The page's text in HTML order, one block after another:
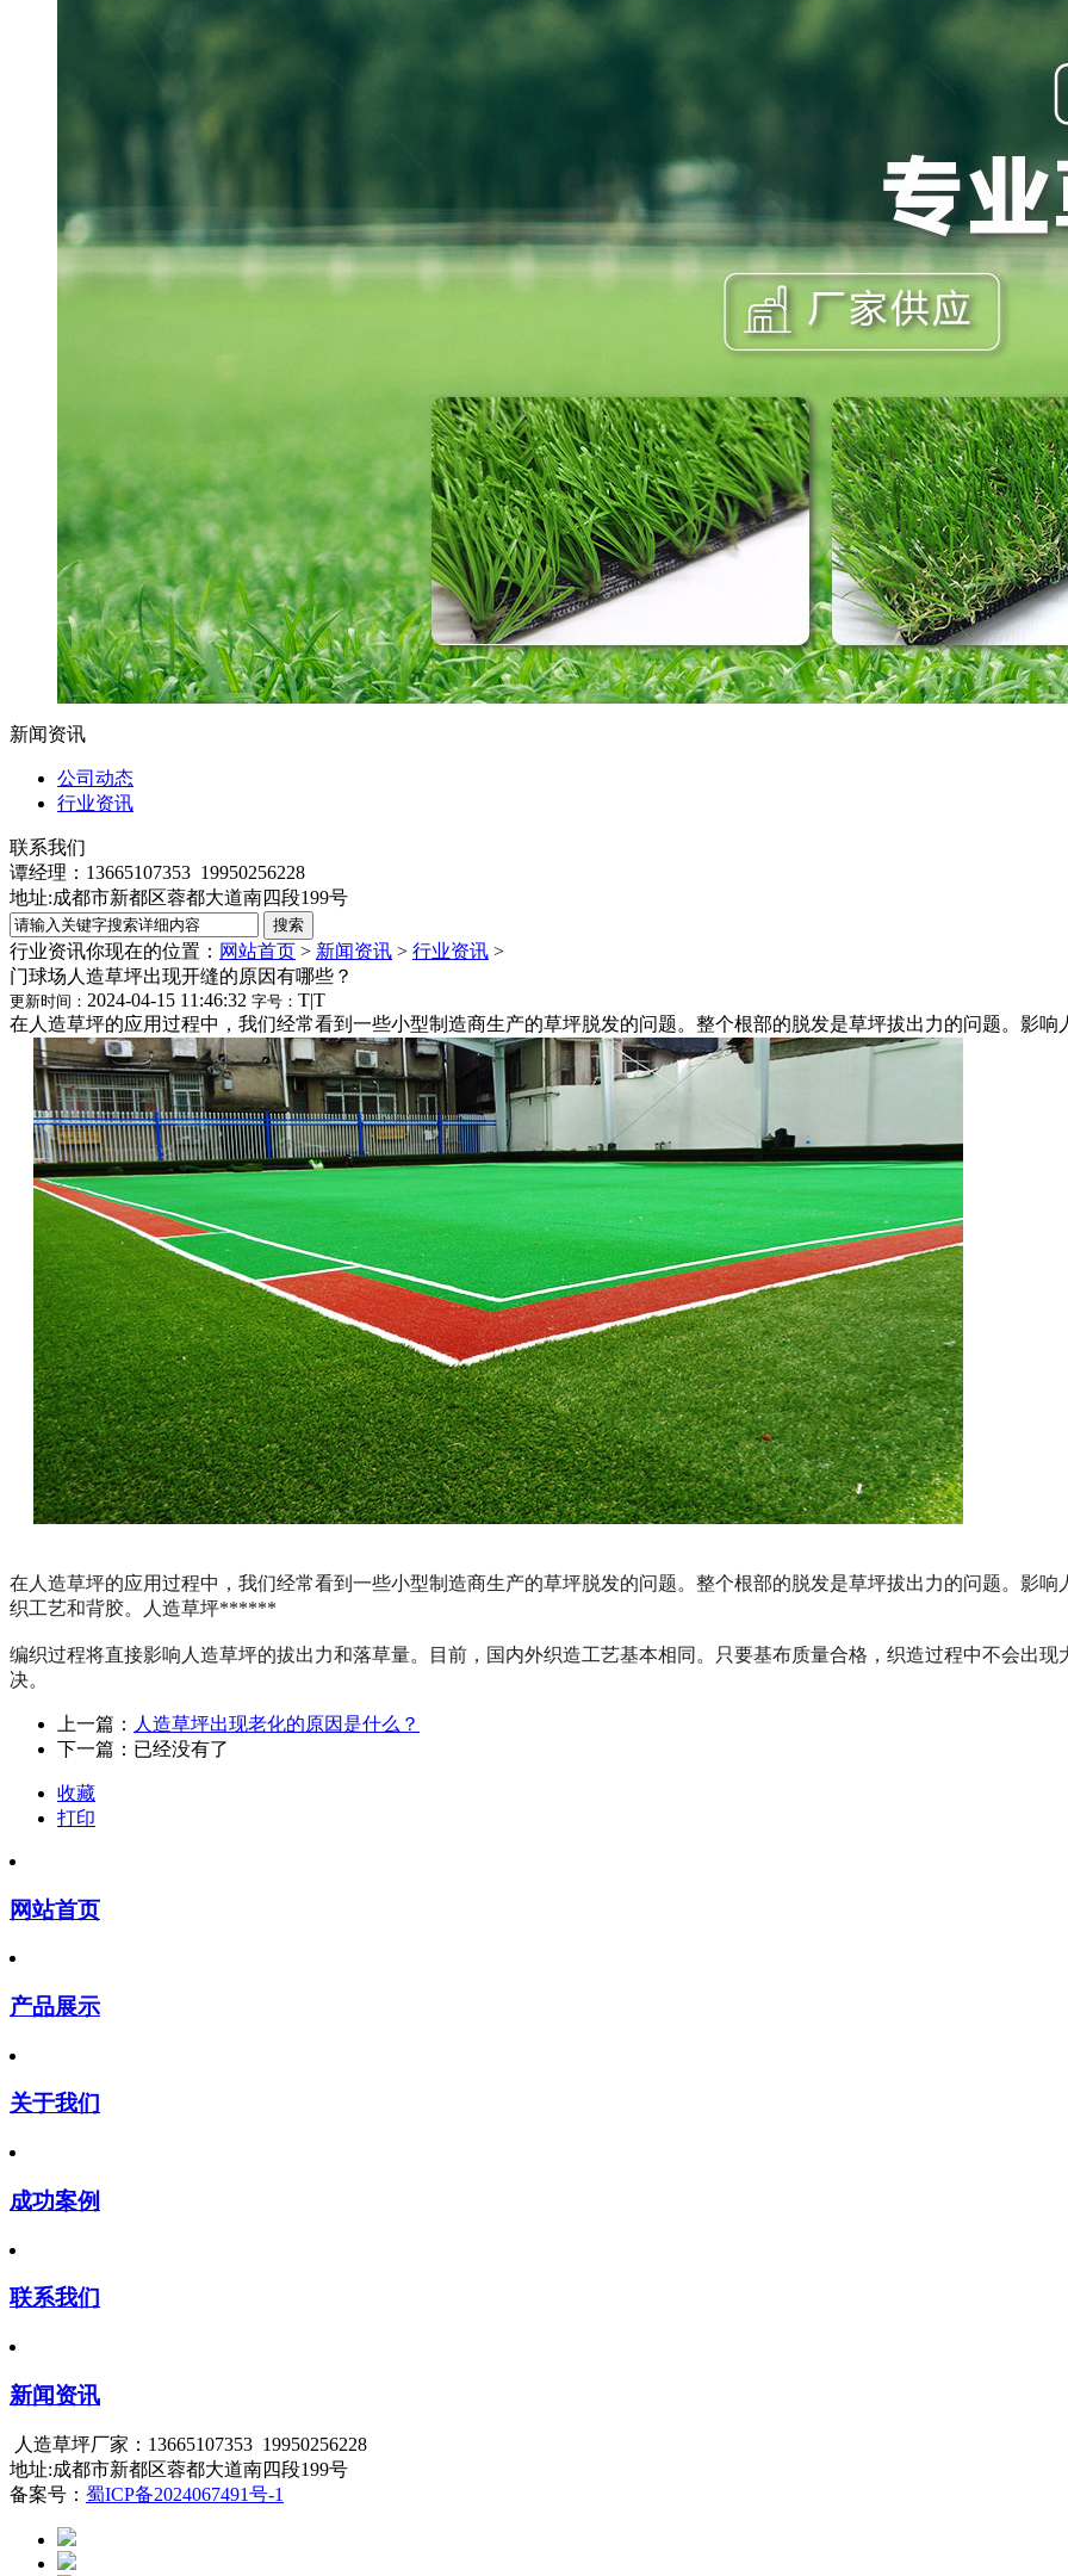
新闻资讯
公司动态
行业资讯
联系我们
谭经理：13665107353 19950256228
地址:成都市新都区蓉都大道南四段199号
行业资讯你现在的位置： 网站首页 > 新闻资讯 > 行业资讯 >
门球场人造草坪出现开缝的原因有哪些？
更新时间： 2024-04-15 11:46:32 字号： T|T
在人造草坪的应用过程中，我们经常看到一些小型制造商生产的草坪脱发的问题。整个根部的脱发是草坪拔出力的问题。影响
在人造草坪的应用过程中，我们经常看到一些小型制造商生产的草坪脱发的问题。整个根部的脱发是草坪拔出力的问题。影
织工艺和背胶。人造草坪******
编织过程将直接影响人造草坪的拔出力和落草量。目前，国内外织造工艺基本相同。只要基布质量合格，织造过程中不会出
决。
上一篇： 人造草坪出现老化的原因是什么？
下一篇：已经没有了
收藏
打印
网站首页
产品展示
关于我们
成功案例
联系我们
新闻资讯
人造草坪厂家：13665107353 19950256228
​地址:成都市新都区蓉都大道南四段199号
备案号： 蜀ICP备2024067491号-1